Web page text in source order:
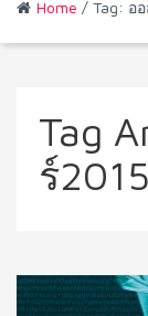
Home / Tag: อ
Tag
ร์2015